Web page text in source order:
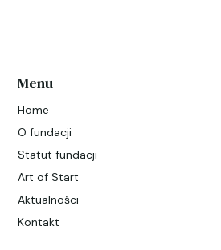
Menu
Home
O fundacji
Statut fundacji
Art of Start
Aktualności
Kontakt